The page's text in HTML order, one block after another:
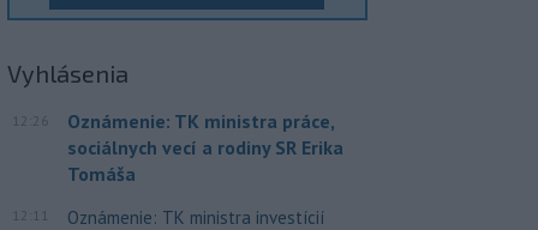
Vyhlásenia
12:26
Oznámenie: TK ministra práce,
sociálnych vecí a rodiny SR Erika
Tomáša
12:11
Oznámenie: TK ministra investícií